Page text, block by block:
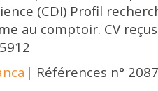
(CDI) Profil
au comptoir. CV
| Références n°